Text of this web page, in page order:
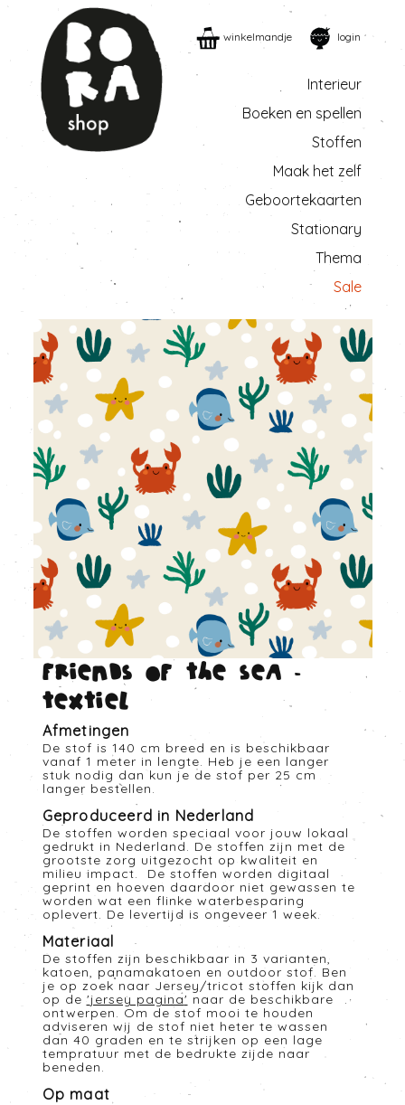
winkelmandje login
Interieur
Boeken en spellen
Stoffen
Maak het zelf
Geboortekaarten
Stationary
Thema
Sale
Friends of the sea -
Textiel
Afmetingen
De stof is 140 cm breed en is beschikbaar
vanaf 1 meter in lengte. Heb je een langer
stuk nodig dan kun je de stof per 25 cm
langer bestellen.
Geproduceerd in Nederland
De stoffen worden speciaal voor jouw lokaal
gedrukt in Nederland. De stoffen zijn met de
grootste zorg uitgezocht op kwaliteit en
milieu impact. De stoffen worden digitaal
geprint en hoeven daardoor niet gewassen te
worden wat een flinke waterbesparing
oplevert. De levertijd is ongeveer 1 week.
Materiaal
De stoffen zijn beschikbaar in 3 varianten,
katoen, panamakatoen en outdoor stof. Ben
je op zoek naar Jersey/tricot stoffen kijk dan
op de 'jersey pagina' naar de beschikbare
ontwerpen. Om de stof mooi te houden
adviseren wij de stof niet heter te wassen
dan 40 graden en te strijken op een lage
tempratuur met de bedrukte zijde naar
beneden.
Op maat